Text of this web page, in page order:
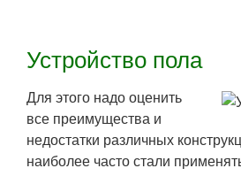
Устройство пола
Для этого надо оценить
все преимущества и
недостатки различных
наиболее часто стали